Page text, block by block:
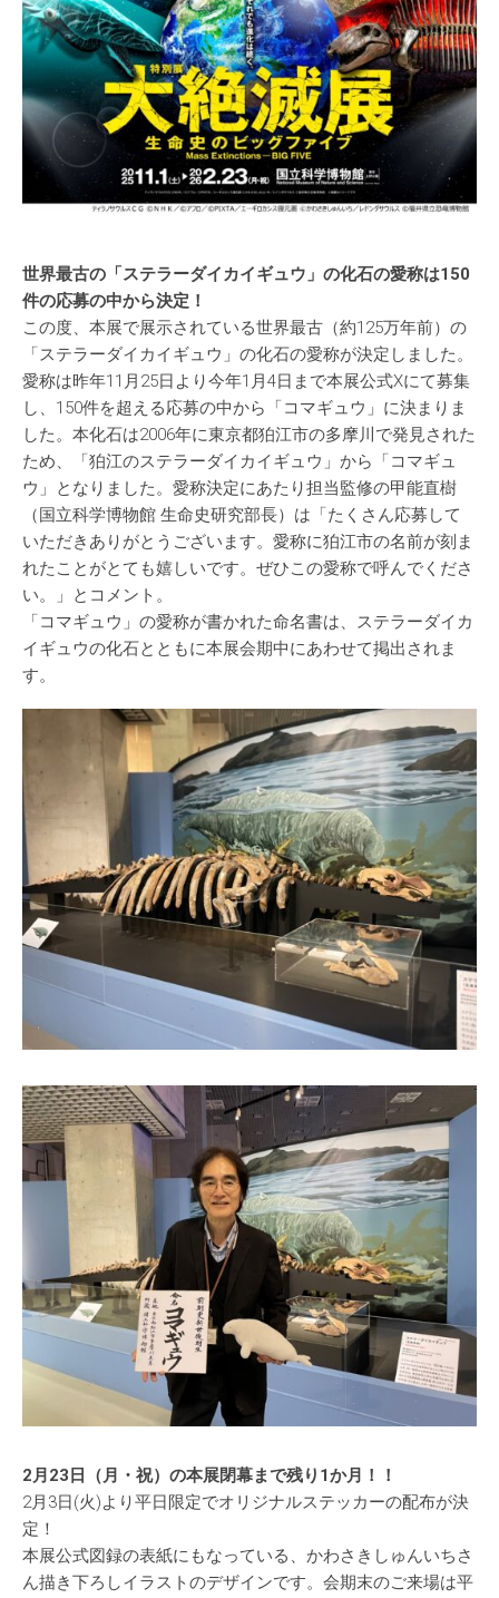
世界最古の「ステラーダイカイギュウ」の化石の愛称は150
件の応募の中から決定！
この度、本展で展示されている世界最古（約125万年前）の
「ステラーダイカイギュウ」の化石の愛称が決定しました。
愛称は昨年11月25日より今年1月4日まで本展公式Xにて募集
し、150件を超える応募の中から「コマギュウ」に決まりま
した。本化石は2006年に東京都狛江市の多摩川で発見された
ため、「狛江のステラーダイカイギュウ」から「コマギュ
ウ」となりました。愛称決定にあたり担当監修の甲能直樹
（国立科学博物館 生命史研究部長）は「たくさん応募して
いただきありがとうございます。愛称に狛江市の名前が刻ま
れたことがとても嬉しいです。ぜひこの愛称で呼んでくださ
い。」とコメント。
「コマギュウ」の愛称が書かれた命名書は、ステラーダイカ
イギュウの化石とともに本展会期中にあわせて掲出されま
す。
2月23日（月・祝）の本展閉幕まで残り1か月！！
2月3日(火)より平日限定でオリジナルステッカーの配布が決
定！
本展公式図録の表紙にもなっている、かわさきしゅんいちさ
ん描き下ろしイラストのデザインです。会期末のご来場は平